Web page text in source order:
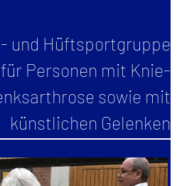
und Hüftsportgruppe
Personen mit Knie-
sowie mit
künstlichen Gelenken